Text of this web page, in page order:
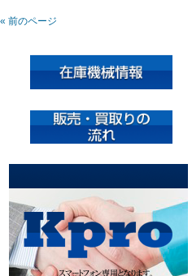
« 前のページ